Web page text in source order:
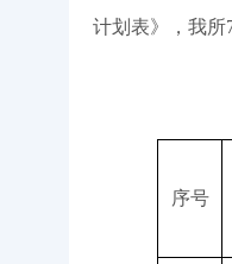
计划表》，我所
序号